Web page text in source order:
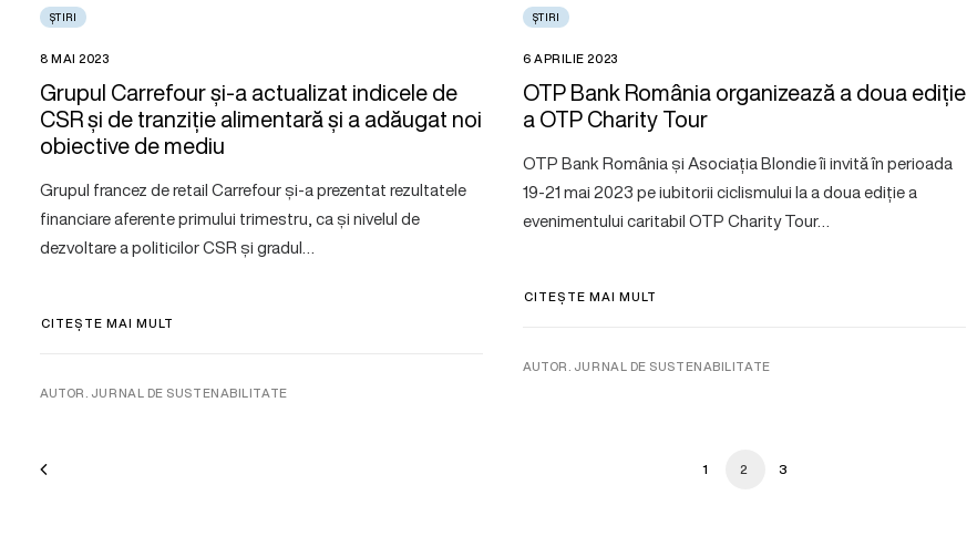
ȘTIRI
8 MAI 2023
Grupul Carrefour și-a actualizat indicele de
CSR și de tranziție alimentară și a adăugat noi
obiective de mediu
Grupul francez de retail Carrefour și-a prezentat rezultatele
financiare aferente primului trimestru, ca și nivelul de
dezvoltare a politicilor CSR și gradul…
CITEȘTE MAI MULT
AUTOR. JURNAL DE SUSTENABILITATE
ȘTIRI
6 APRILIE 2023
OTP Bank România organizează a doua ediție
a OTP Charity Tour
OTP Bank România și Asociația Blondie îi invită în perioada
19-21 mai 2023 pe iubitorii ciclismului la a doua ediție a
evenimentului caritabil OTP Charity Tour…
CITEȘTE MAI MULT
AUTOR. JURNAL DE SUSTENABILITATE
1 2 3